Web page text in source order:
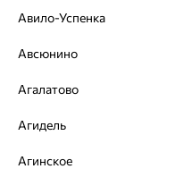
Авило-Успенка
Авсюнино
Агалатово
Агидель
Агинское